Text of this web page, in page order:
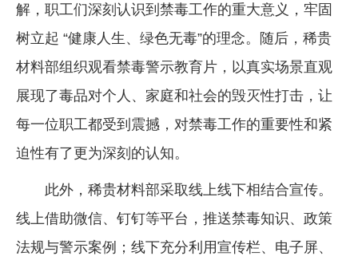
解，职工们深刻认识到禁毒工作的重大意义，牢固
树立起 “健康人生、绿色无毒”的理念。随后，稀贵
材料部组织观看禁毒警示教育片，以真实场景直观
展现了毒品对个人、家庭和社会的毁灭性打击，让
每一位职工都受到震撼，对禁毒工作的重要性和紧
迫性有了更为深刻的认知。
此外，稀贵材料部采取线上线下相结合宣传。
线上借助微信、钉钉等平台，推送禁毒知识、政策
法规与警示案例；线下充分利用宣传栏、电子屏、